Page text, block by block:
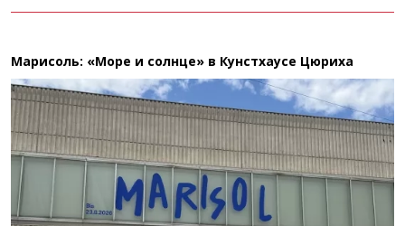
Марисоль: «Море и солнце» в Кунстхаусе Цюриха